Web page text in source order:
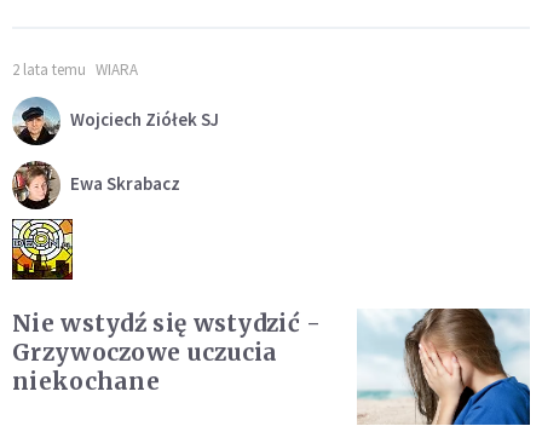
2 lata temu WIARA
Wojciech Ziółek SJ
Ewa Skrabacz
Nie wstydź się wstydzić -
Grzywoczowe uczucia
niekochane